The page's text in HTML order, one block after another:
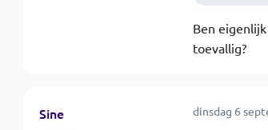
Ben
toevallig?
Sine dinsdag 6